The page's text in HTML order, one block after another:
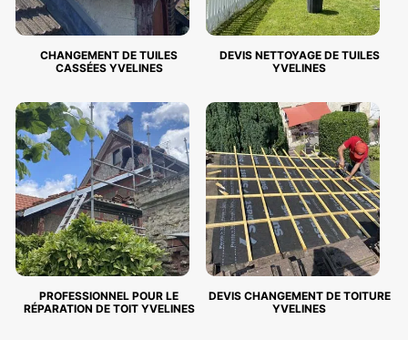
CHANGEMENT DE TUILES
CASSÉES YVELINES
DEVIS NETTOYAGE DE TUILES
YVELINES
PROFESSIONNEL POUR LE
RÉPARATION DE TOIT YVELINES
DEVIS CHANGEMENT DE TOITURE
YVELINES